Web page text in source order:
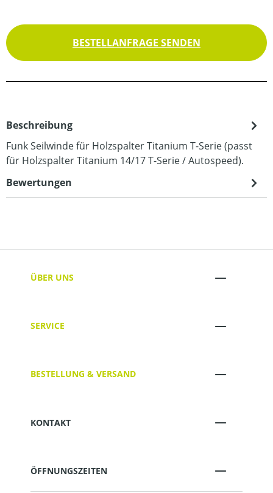
BESTELLANFRAGE SENDEN
Beschreibung
Funk Seilwinde für Holzspalter Titanium T-Serie (passt
für Holzspalter Titanium 14/17 T-Serie / Autospeed).
Bewertungen
ÜBER UNS
SERVICE
BESTELLUNG & VERSAND
KONTAKT
ÖFFNUNGSZEITEN